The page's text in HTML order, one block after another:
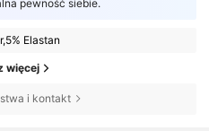
pewność siebie.
Elastan
więcej
i kontakt